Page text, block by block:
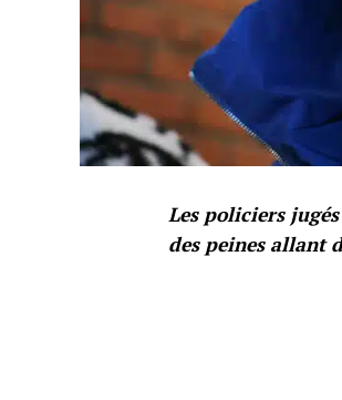
Les policiers
des peines allant